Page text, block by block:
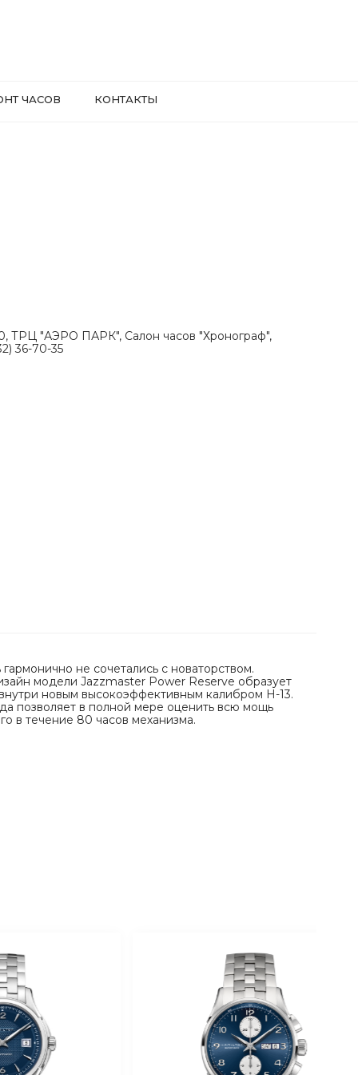
ЧАСОВ КОНТАКТЫ
ТРЦ "АЭРО ПАРК", Салон часов "Хронограф",
36-70-35
не сочетались с новаторством.
модели Jazzmaster Power Reserve образует
новым высокоэффективным калибром H-13.
позволяет в полной мере оценить всю мощь
в течение 80 часов механизма.